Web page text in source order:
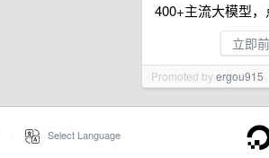
400+主流大模型
立即
Promoted byergou915
Select Language